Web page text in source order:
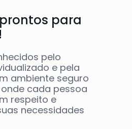
para
pelo
e pela
ambiente seguro
cada pessoa
respeito e
necessidades